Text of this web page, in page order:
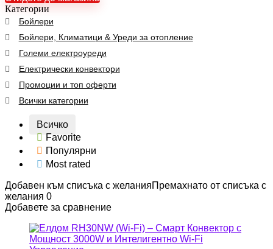
Категории
Бойлери
Бойлери, Климатици & Уреди за отопление
Големи електроуреди
Електрически конвектори
Промоции и топ оферти
Всички категории
Всичко
Favorite
Популярни
Most rated
Добавен към списъка с желанияПремахнато от списъка с
желания 0
Добавете за сравнение